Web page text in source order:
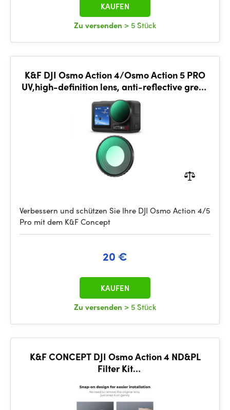
Zu versenden > 5 Stück
KAUFEN
K&F DJI Osmo Action 4/Osmo Action 5 PRO
UV,high-definition lens, anti-reflective green
coating on
Verbessern und schützen Sie Ihre DJI Osmo Action 4/5
Pro mit dem K&F Concept
20 €
Zu versenden > 5 Stück
KAUFEN
K&F CONCEPT DJI Osmo Action 4 ND&PL
Filter Kit
Pack, Optical Glass